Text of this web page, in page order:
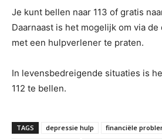
Je kunt bellen naar 113 of gratis
Daarnaast is het mogelijk om via
met een hulpverlener te praten.
In levensbedreigende situaties is
112 te bellen.
TAGS depressie hulp
financiële